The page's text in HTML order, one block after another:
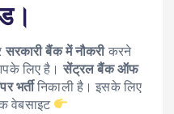
सरकारी बैंक में नौकरीकरने
लिए है।सेंट्रल बैंक ऑफ
भर्तीनिकाली है। इसके लिए
वेबसाइट